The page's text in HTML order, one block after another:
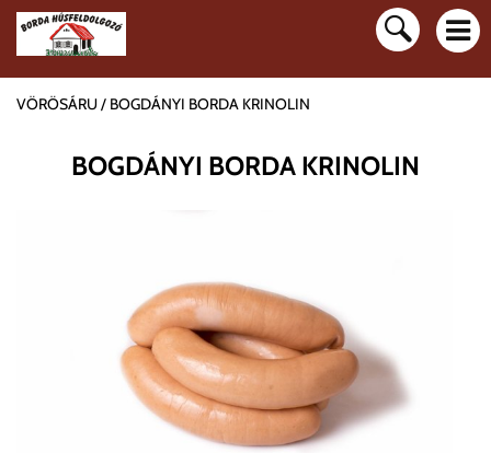
VÖRÖSÁRU BOGDÁNYI BORDA KRINOLIN
BOGDÁNYI BORDA KRINOLIN